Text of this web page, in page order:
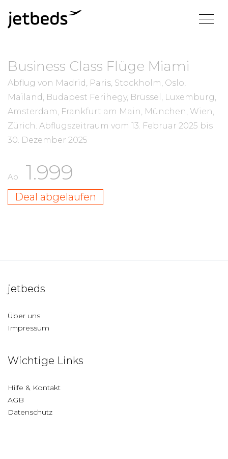
Business Class Flüge Miami
Abflug von Madrid, Paris, Stockholm, Oslo,
Mailand, Budapest Ferihegy, Brüssel, Luxemburg,
Amsterdam, Frankfurt am Main, München, Wien,
Zürich. Abflugszeitraum vom 13. Februar 2025 bis
30. Dezember 2025
Ab 1.999
Deal abgelaufen
jetbeds
Über uns
Impressum
Wichtige Links
Hilfe & Kontakt
AGB
Datenschutz